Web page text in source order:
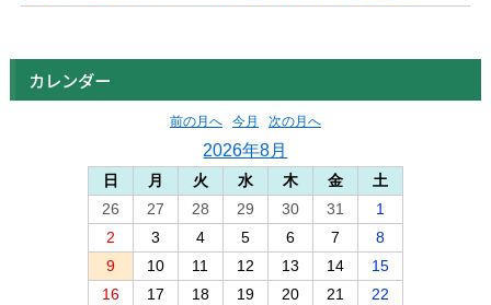
カレンダー
前の月へ 今月 次の月へ
2026年8月
日 月 火 水 木 金
土
26
27 28 29 30 31
1
2
3 4 5 6 7
8
9
10 11 12 13 14
15
16
17 18 19 20 21 22